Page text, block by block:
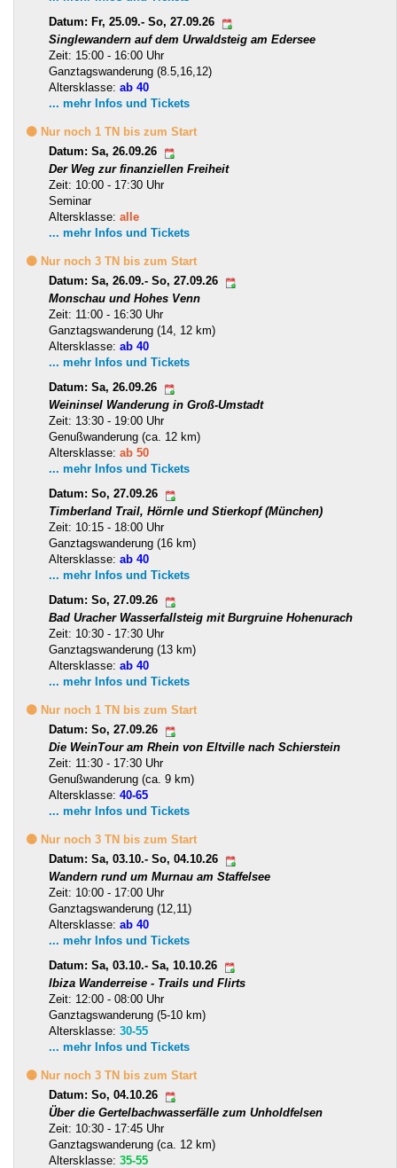
Datum: Fr, 25.09.- So, 27.09.26
Singlewandern auf dem Urwaldsteig am Edersee
Zeit: 15:00 - 16:00 Uhr
Ganztagswanderung (8.5,16,12)
Altersklasse: ab 40
... mehr Infos und Tickets
🟡 Nur noch 1 TN bis zum Start
Datum: Sa, 26.09.26
Der Weg zur finanziellen Freiheit
Zeit: 10:00 - 17:30 Uhr
Seminar
Altersklasse: alle
... mehr Infos und Tickets
🟡 Nur noch 3 TN bis zum Start
Datum: Sa, 26.09.- So, 27.09.26
Monschau und Hohes Venn
Zeit: 11:00 - 16:30 Uhr
Ganztagswanderung (14, 12 km)
Altersklasse: ab 40
... mehr Infos und Tickets
Datum: Sa, 26.09.26
Weininsel Wanderung in Groß-Umstadt
Zeit: 13:30 - 19:00 Uhr
Genußwanderung (ca. 12 km)
Altersklasse: ab 50
... mehr Infos und Tickets
Datum: So, 27.09.26
Timberland Trail, Hörnle und Stierkopf (München)
Zeit: 10:15 - 18:00 Uhr
Ganztagswanderung (16 km)
Altersklasse: ab 40
... mehr Infos und Tickets
Datum: So, 27.09.26
Bad Uracher Wasserfallsteig mit Burgruine Hohenurach
Zeit: 10:30 - 17:30 Uhr
Ganztagswanderung (13 km)
Altersklasse: ab 40
... mehr Infos und Tickets
🟡 Nur noch 1 TN bis zum Start
Datum: So, 27.09.26
Die WeinTour am Rhein von Eltville nach Schierstein
Zeit: 11:30 - 17:30 Uhr
Genußwanderung (ca. 9 km)
Altersklasse: 40-65
... mehr Infos und Tickets
🟡 Nur noch 3 TN bis zum Start
Datum: Sa, 03.10.- So, 04.10.26
Wandern rund um Murnau am Staffelsee
Zeit: 10:00 - 17:00 Uhr
Ganztagswanderung (12,11)
Altersklasse: ab 40
... mehr Infos und Tickets
Datum: Sa, 03.10.- Sa, 10.10.26
Ibiza Wanderreise - Trails und Flirts
Zeit: 12:00 - 08:00 Uhr
Ganztagswanderung (5-10 km)
Altersklasse: 30-55
... mehr Infos und Tickets
🟡 Nur noch 3 TN bis zum Start
Datum: So, 04.10.26
Über die Gertelbachwasserfälle zum Unholdfelsen
Zeit: 10:30 - 17:45 Uhr
Ganztagswanderung (ca. 12 km)
Altersklasse: 35-55